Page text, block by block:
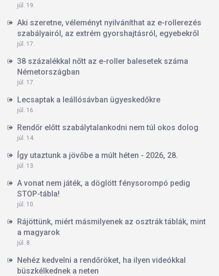
júl. 19.
Aki szeretne, véleményt nyilváníthat az e-rollerezés
szabályairól, az extrém gyorshajtásról, egyebekről
júl. 17.
38 százalékkal nőtt az e-roller balesetek száma
Németországban
júl. 17.
Lecsaptak a leállósávban ügyeskedőkre
júl. 16.
Rendőr előtt szabálytalankodni nem túl okos dolog
júl. 14.
Így utaztunk a jövőbe a múlt héten - 2026, 28.
júl. 13.
A vonat nem játék, a döglött fénysorompó pedig
STOP-tábla!
júl. 10.
Rájöttünk, miért másmilyenek az osztrák táblák, mint
a magyarok
júl. 8.
Nehéz kedvelni a rendőröket, ha ilyen videókkal
büszkélkednek a neten